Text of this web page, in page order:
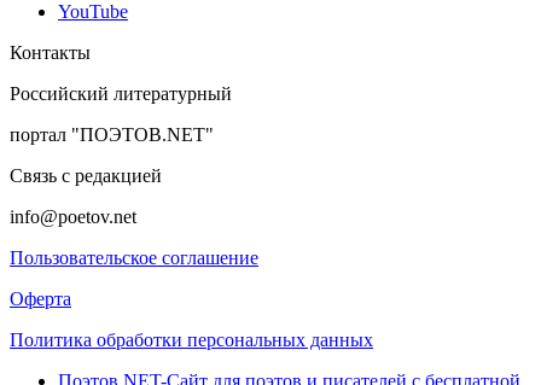
YouTube
Контакты
Российский литературный
портал "ПОЭТОВ.NET"
Связь с редакцией
info@poetov.net
Пользовательское соглашение
Оферта
Политика обработки персональных данных
Поэтов.NET-Сайт для поэтов и писателей с бесплатной